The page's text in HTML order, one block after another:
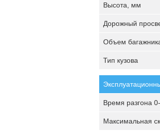
Высота, мм
Дорожный
Объем
Тип кузова
Время разгона
Максимальная